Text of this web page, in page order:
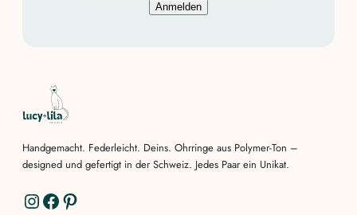
Anmelden
Handgemacht. Federleicht. Deins. Ohrringe aus Polymer-Ton –
designed und gefertigt in der Schweiz. Jedes Paar ein Unikat.
Instagram Facebook Pinterest